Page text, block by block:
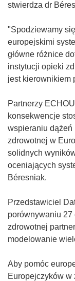
stwierdza dr
"Spodziewamy
europejskimi
główne różnice
instytucji opieki
jest kierownikiem
Partnerzy
konsekwencje
wspieraniu
zdrowotnej w
solidnych
oceniających
Béresniak.
Przedstawiciel
porównywaniu
zdrowotnej
modelowanie
Aby pomóc
Europejczyków w